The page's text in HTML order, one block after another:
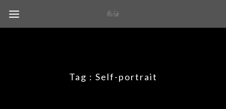
Tag : Self-portrait